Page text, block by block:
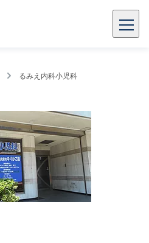
るみえ内科小児科